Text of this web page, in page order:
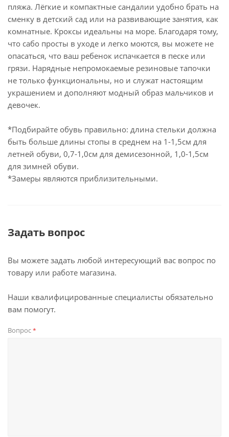
пляжа. Лёгкие и компактные сандалии удобно брать на
сменку в детский сад или на развивающие занятия, как
комнатные. Кроксы идеальны на море. Благодаря тому,
что сабо просты в уходе и легко моются, вы можете не
опасаться, что ваш ребенок испачкается в песке или
грязи. Нарядные непромокаемые резиновые тапочки
не только функциональны, но и служат настоящим
украшением и дополняют модный образ мальчиков и
девочек.
*Подбирайте обувь правильно: длина стельки должна
быть больше длины стопы в среднем на 1-1,5см для
летней обуви, 0,7-1,0см для демисезонной, 1,0-1,5см
для зимней обуви.
*Замеры являются приблизительными.
Задать вопрос
Вы можете задать любой интересующий вас вопрос по
товару или работе магазина.
Наши квалифицированные специалисты обязательно
вам помогут.
Вопрос*